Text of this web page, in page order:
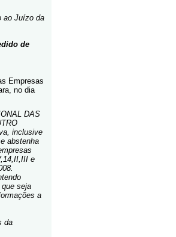
ao Juízo da
de
Empresas
no dia
DAS
inclusive
abstenha
e
seja
a
da